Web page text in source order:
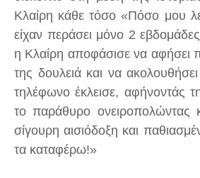
Κλαίρη κάθε τόσο «Πόσο μου
είχαν περάσει μόνο 2
η Κλαίρη αποφάσισε να αφήσει
της δουλειά και να
τηλέφωνο έκλεισε, αφήνοντάς
το παράθυρο ονειροπολώντας
σίγουρη αισιόδοξη και
τα καταφέρω!»